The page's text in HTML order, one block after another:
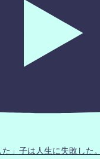
」子は人生に失敗した